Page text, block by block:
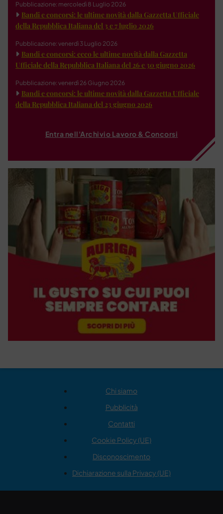
Pubblicazione: mercoledì 8 Luglio 2026
Bandi e concorsi: le ultime novità dalla Gazzetta Ufficiale
della Repubblica Italiana del 3 e 7 luglio 2026
Pubblicazione: venerdì 3 Luglio 2026
Bandi e concorsi: ecco le ultime novità dalla Gazzetta
Ufficiale della Repubblica Italiana del 26 e 30 giugno 2026
Pubblicazione: venerdì 26 Giugno 2026
Bandi e concorsi: le ultime novità dalla Gazzetta Ufficiale
della Repubblica Italiana del 23 giugno 2026
Entra nell'Archivio Lavoro & Concorsi
Chi siamo
Pubblicità
Contatti
Cookie Policy (UE)
Disconoscimento
Dichiarazione sulla Privacy (UE)